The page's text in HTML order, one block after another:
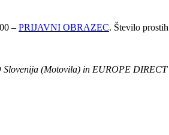
– PRIJAVNI OBRAZEC. Število
(Motovila) in EUROPE